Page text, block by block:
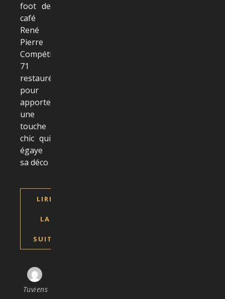
foot de
café
René
Pierre
Compétition
71
restauré
pour
apporter
une
touche
chic qui
égaye
sa déco
LIRE
LA
SUITE
Tuviens